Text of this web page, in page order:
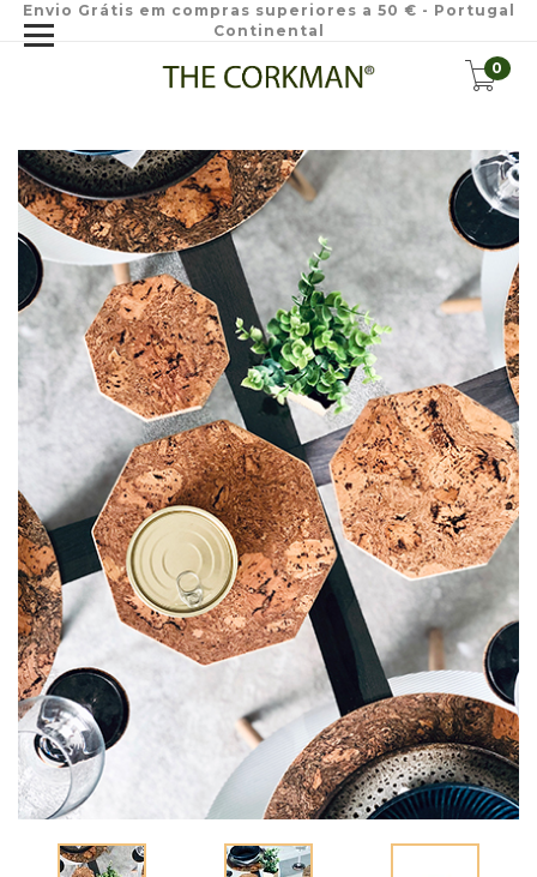
Envio Grátis em compras superiores a 50 € - Portugal
Continental
0